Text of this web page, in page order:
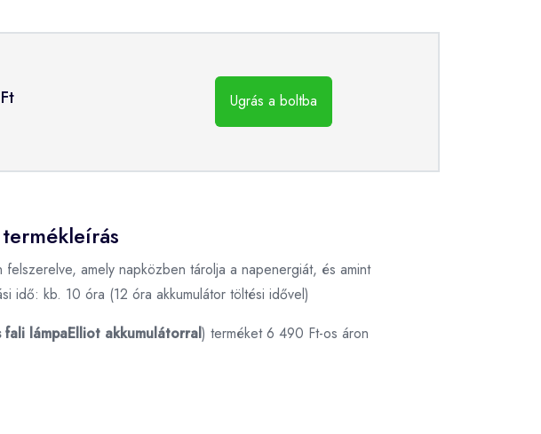
Ugrás a boltba
amely napközben tárolja a napenergiát, és amint
idő: kb. 10 óra (12 óra akkumulátor töltési idővel)
fali lámpaElliot akkumulátorral) terméket 6 490 Ft-os áron